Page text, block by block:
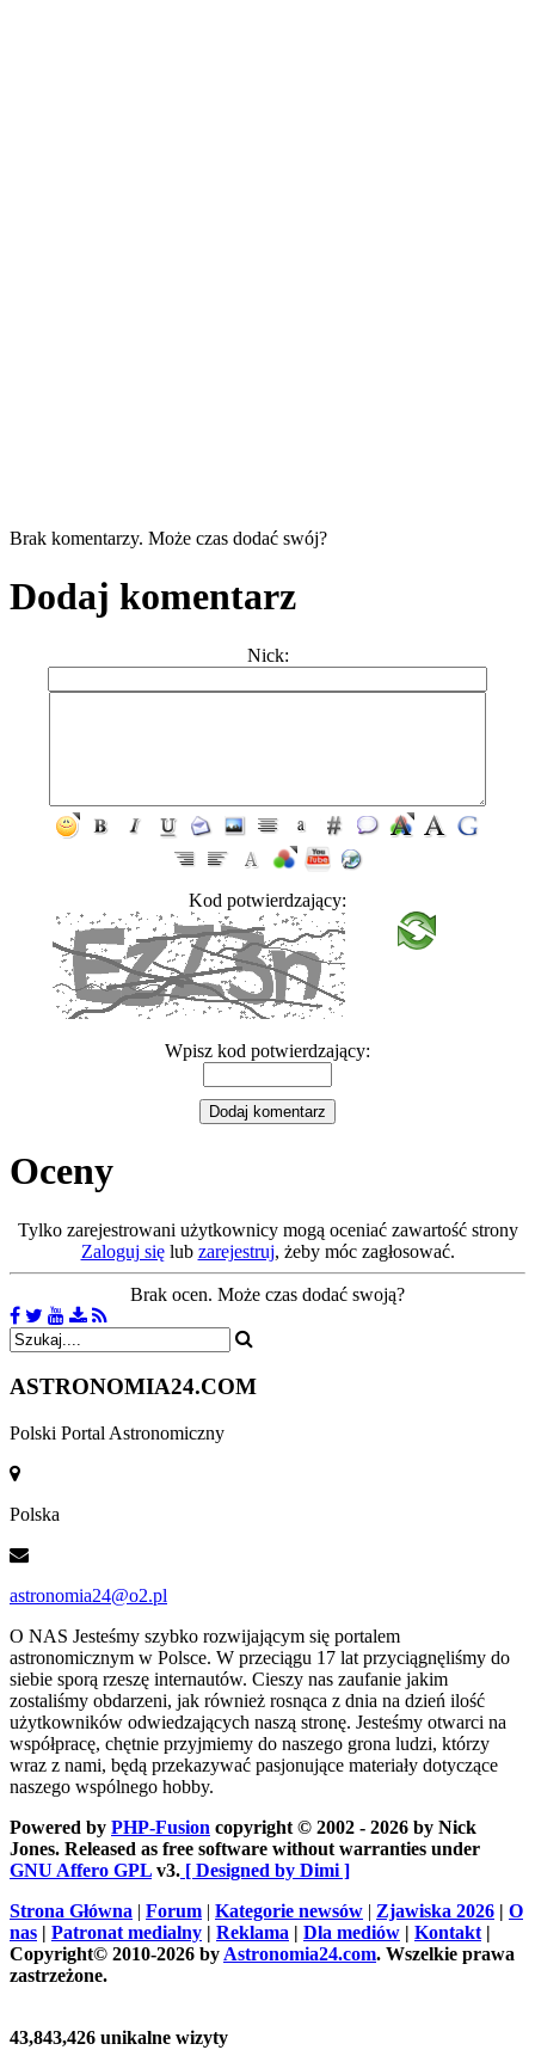
Brak komentarzy. Może czas dodać swój?
Dodaj komentarz
Nick:
Kod potwierdzający:
Wpisz kod potwierdzający:
Oceny
Tylko zarejestrowani użytkownicy mogą oceniać zawartość strony
Zaloguj sięlub zarejestruj, żeby móc zagłosować.
Brak ocen. Może czas dodać swoją?
ASTRONOMIA24.COM
Polski Portal Astronomiczny
Polska
astronomia24@o2.pl
O NAS Jesteśmy szybko rozwijającym się portalem
astronomicznym w Polsce. W przeciągu 17 lat przyciągnęliśmy do
siebie sporą rzeszę internautów. Cieszy nas zaufanie jakim
zostaliśmy obdarzeni, jak również rosnąca z dnia na dzień ilość
użytkowników odwiedzających naszą stronę. Jesteśmy otwarci na
współpracę, chętnie przyjmiemy do naszego grona ludzi, którzy
wraz z nami, będą przekazywać pasjonujące materiały dotyczące
naszego wspólnego hobby.
Powered by PHP-Fusion copyright © 2002 - 2026 by Nick
Jones. Released as free software without warranties under
GNU Affero GPL v3. [ Designed by Dimi ]
Strona Główna | Forum | Kategorie newsów | Zjawiska 2026 | O
nas | Patronat medialny | Reklama | Dla mediów | Kontakt |
Copyright© 2010-2026 by Astronomia24.com. Wszelkie prawa
zastrzeżone.
43,843,426 unikalne wizyty